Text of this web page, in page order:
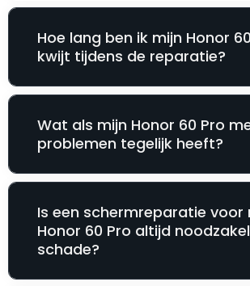
Hoe lang ben ik mijn Honor
kwijt tijdens de reparatie?
Wat als mijn Honor 60 Pro
problemen tegelijk heeft?
Is een schermreparatie voor
Honor 60 Pro altijd
schade?